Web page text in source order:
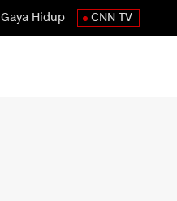
Gaya Hidup CNN TV